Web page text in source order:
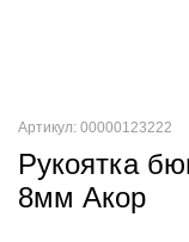
Артикул: 00000123222
Рукоятка
8мм Акор